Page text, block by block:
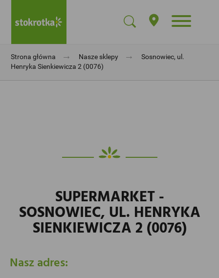
Strona główna → Nasze sklepy →
Sosnowiec, ul.
Henryka Sienkiewicza 2 (0076)
SUPERMARKET -
SOSNOWIEC, UL. HENRYKA
SIENKIEWICZA 2 (0076)
Nasz adres: